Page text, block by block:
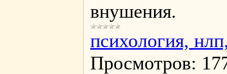
внушения.
психология,
Просмотров: